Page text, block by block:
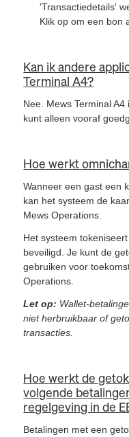
'Transactiedetails'
Klik opom een bon
Kan ik andere
Terminal A4?
Nee. Mews Terminal
kunt alleen vooraf
Hoe werkt
Wanneer een gast een
kan het systeem de
Mews Operations.
Het systeem
beveiligd. Je kunt de
gebruiken voor
Operations.
Let op: Wallet-
niet herbruikbaar of
transacties.
Hoe werkt de
volgende
regelgeving in de
Betalingen met een